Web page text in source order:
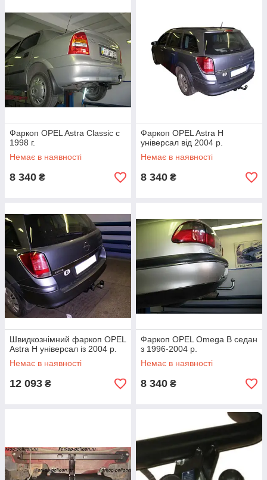
фаркоп Opelз повним супроводом угоди, від докладної
консультації, до отримання фаркопа в руки.
Доставка всех фаркопов
производится не только по
территории Украины, для клиента возможна доставка в
любую точку мира в самые кратчайшие сроки. Наши
фаркопы Opel уже оценили тысячи автолюбителей по
Украине, странам СНГ и Прибалтике.
Сайт с полным описанием:
Фаркоп OPEL Astra Classic с
1998 г.
Немає в наявності
8 340 ₴
Фаркоп OPEL Astra H
універсал від 2004 р.
Немає в наявності
8 340 ₴
Швидкознімний фаркоп OPEL
Astra H універсал із 2004 р.
Немає в наявності
12 093 ₴
Фаркоп OPEL Omega B седан
з 1996-2004 р.
Немає в наявності
8 340 ₴